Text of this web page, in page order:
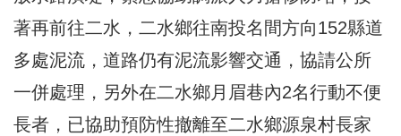
著再前往二水，二水鄉往南投名間方向152縣道
多處泥流，道路仍有泥流影響交通，協請公所
一併處理，另外在二水鄉月眉巷內2名行動不便
長者，已協助預防性撤離至二水鄉源泉村長家